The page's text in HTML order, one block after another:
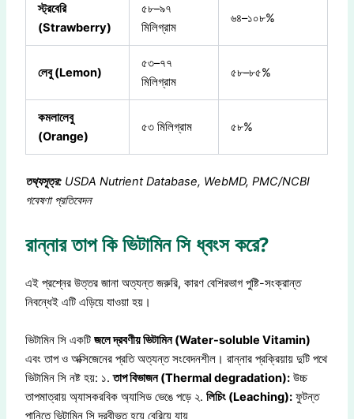
স্ট্রবেরি
(Strawberry)
৫৮–৯৭
মিলিগ্রাম
৬৪–১০৮%
লেবু (Lemon)
৫৩–৭৭
মিলিগ্রাম
৫৮–৮৫%
কমলালেবু
(Orange)
৫৩ মিলিগ্রাম ৫৮%
তথ্যসূত্র: USDA Nutrient Database, WebMD, PMC/NCBI
গবেষণা প্রতিবেদন
রান্নার তাপ কি ভিটামিন সি ধ্বংস করে?
এই প্রশ্নের উত্তর জানা অত্যন্ত জরুরি, কারণ বেশিরভাগ পুষ্টি-সংক্রান্ত
নিবন্ধেই এটি এড়িয়ে যাওয়া হয়।
ভিটামিন সি একটিজলে দ্রবণীয় ভিটামিন (Water-soluble Vitamin)
এবং তাপ ও অক্সিজেনের প্রতি অত্যন্ত সংবেদনশীল। রান্নার প্রক্রিয়ায় দুটি পথে
ভিটামিন সি নষ্ট হয়: ১.তাপ বিভাজন (Thermal degradation): উচ্চ
তাপমাত্রায় অ্যাসকরবিক অ্যাসিড ভেঙে পড়ে ২.লিচিং (Leaching): ফুটন্ত
পানিতে ভিটামিন সি দ্রবীভূত হয়ে বেরিয়ে যায়